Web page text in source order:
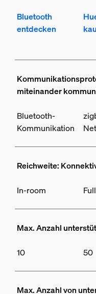
Bluetooth
entdecken
miteinander
Bluetooth-
Kommunikation
Reichweite:
In-room
Max. Anzahl
10 50
Max. Anzahl von